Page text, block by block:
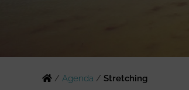
/ Agenda / Stretching